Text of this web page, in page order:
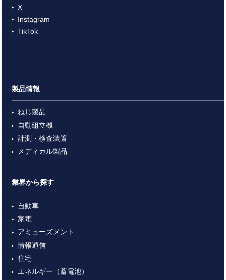
X
Instagram
TikTok
製品情報
ねじ製品
自動組立機
計測・検査装置
メディカル製品
業界から探す
自動車
家電
アミューズメント
情報通信
住宅
エネルギー（蓄電池）